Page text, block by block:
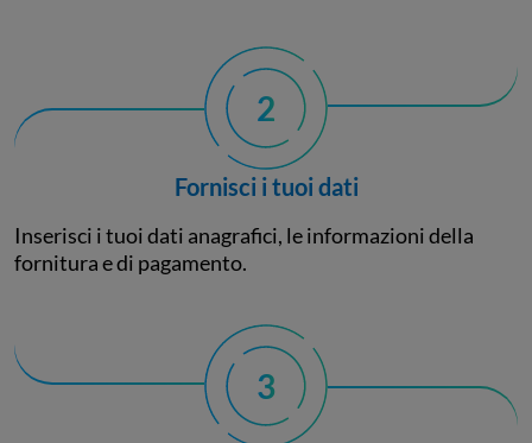
2
Fornisci i tuoi dati
Inserisci i tuoi dati anagrafici, le informazioni della
fornitura e di pagamento.
3